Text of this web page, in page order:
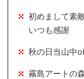
初めまして素
いつも感謝
秋の日当山中
霧島アートの